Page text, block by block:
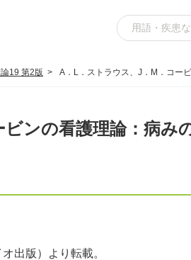
19 第2版 A．L．ストラウス、J．M．コー
ンの看護理論：病み
出版）より転載。